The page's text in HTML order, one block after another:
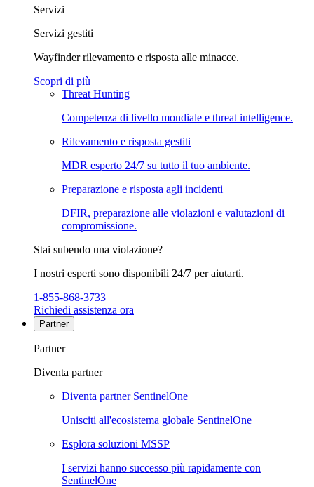
Servizi
Servizi gestiti
Wayfinder rilevamento e risposta alle minacce.
Scopri di più
Threat Hunting
Competenza di livello mondiale e threat intelligence.
Rilevamento e risposta gestiti
MDR esperto 24/7 su tutto il tuo ambiente.
Preparazione e risposta agli incidenti
DFIR, preparazione alle violazioni e valutazioni di
compromissione.
Stai subendo una violazione?
I nostri esperti sono disponibili 24/7 per aiutarti.
1-855-868-3733
Richiedi assistenza ora
Partner
Partner
Diventa partner
Diventa partner SentinelOne
Unisciti all'ecosistema globale SentinelOne
Esplora soluzioni MSSP
I servizi hanno successo più rapidamente con
SentinelOne